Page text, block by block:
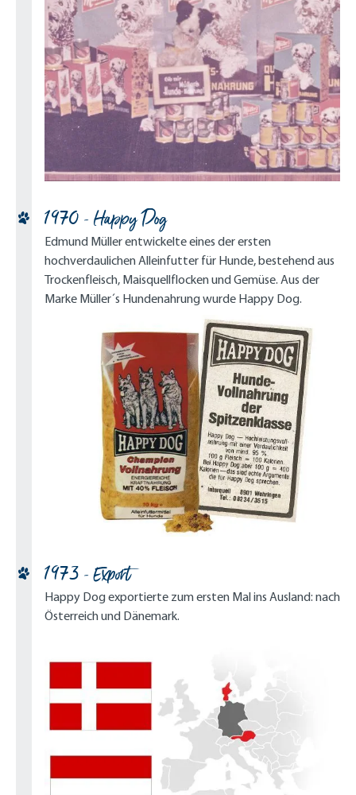
1970 - Happy Dog
Edmund Müller entwickelte eines der ersten
hochverdaulichen Alleinfutter für Hunde, bestehend aus
Trockenfleisch, Maisquellflocken und Gemüse. Aus der
Marke Müller´s Hundenahrung wurde Happy Dog.
1973 - Export
Happy Dog exportierte zum ersten Mal ins Ausland: nach
Österreich und Dänemark.